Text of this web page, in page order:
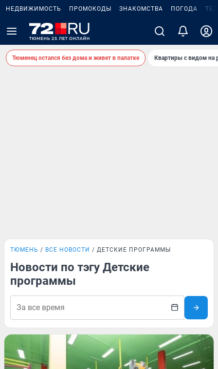
НЕДВИЖИМОСТЬ ПРОМОКОДЫ ЗНАКОМСТВА ПОГОДА
Тюменец остался без дома и живет в палатке Квартиры с видом на
ТЮМЕНЬ ВСЕ НОВОСТИ ДЕТСКИЕ ПРОГРАММЫ
Новости по тэгу Детские
программы